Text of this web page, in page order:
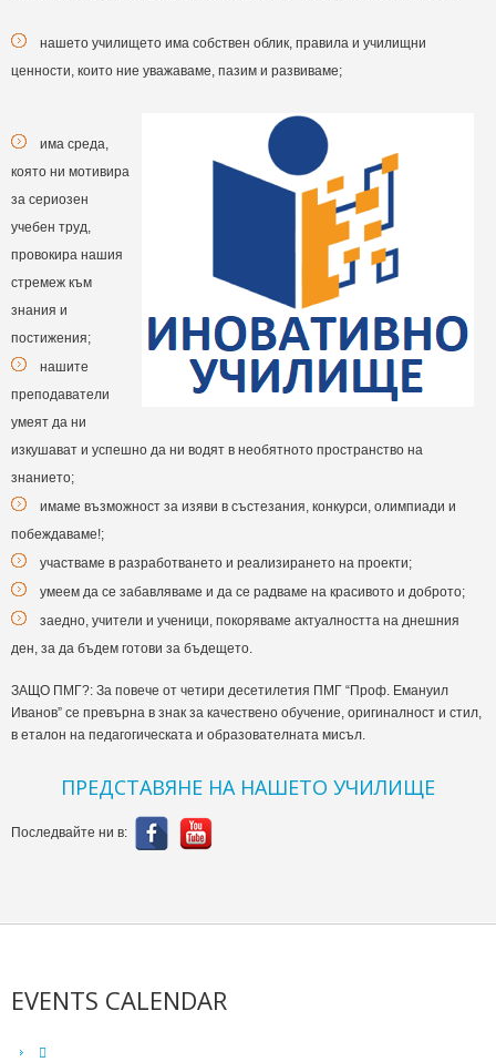
нашето училището има собствен облик, правила и училищни
ценности, които ние уважаваме, пазим и развиваме;
има среда,
която ни мотивира
за сериозен
учебен труд,
провокира нашия
стремеж към
знания и
постижения;
нашите
преподаватели
умеят да ни
изкушават и успешно да ни водят в необятното пространство на
знанието;
имаме възможност за изяви в състезания, конкурси, олимпиади и
побеждаваме!;
участваме в разработването и реализирането на проекти;
умеем да се забавляваме и да се радваме на красивото и доброто;
заедно, учители и ученици, покоряваме актуалността на днешния
ден, за да бъдем готови за бъдещето.
ЗАЩО ПМГ?: За повече от четири десетилетия ПМГ “Проф. Емануил
Иванов” се превърна в знак за качествено обучение, оригиналност и стил,
в еталон на педагогическата и образователната мисъл.
ПРЕДСТАВЯНЕ НА НАШЕТО УЧИЛИЩЕ
Последвайте ни в:
EVENTS CALENDAR